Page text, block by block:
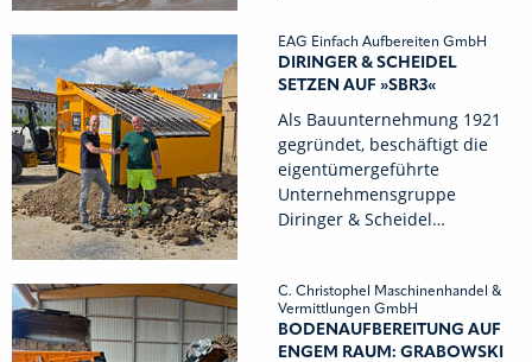
EAG Einfach Aufbereiten GmbH
DIRINGER & SCHEIDEL
SETZEN AUF »SBR3«
Als Bauunternehmung 1921
gegründet, beschäftigt die
eigentümergeführte
Unternehmensgruppe
Diringer & Scheidel…
C. Christophel Maschinenhandel &
Vermittlungen GmbH
BODENAUFBEREITUNG AUF
ENGEM RAUM: GRABOWSKI